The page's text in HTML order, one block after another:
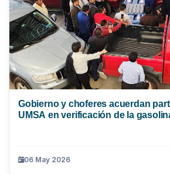
Gobierno y choferes acuerdan
UMSA en verificación de la
06 May 2026